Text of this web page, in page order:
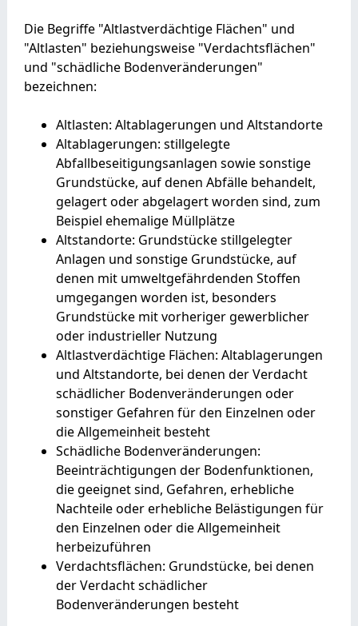
Die Begriffe "Altlastverdächtige Flächen" und
"Altlasten" beziehungsweise "Verdachtsflächen"
und "schädliche Bodenveränderungen"
bezeichnen:
Altlasten: Altablagerungen und Altstandorte
Altablagerungen: stillgelegte
Abfallbeseitigungsanlagen sowie sonstige
Grundstücke, auf denen Abfälle behandelt,
gelagert oder abgelagert worden sind, zum
Beispiel ehemalige Müllplätze
Altstandorte: Grundstücke stillgelegter
Anlagen und sonstige Grundstücke, auf
denen mit umweltgefährdenden Stoffen
umgegangen worden ist, besonders
Grundstücke mit vorheriger gewerblicher
oder industrieller Nutzung
Altlastverdächtige Flächen: Altablagerungen
und Altstandorte, bei denen der Verdacht
schädlicher Bodenveränderungen oder
sonstiger Gefahren für den Einzelnen oder
die Allgemeinheit besteht
Schädliche Bodenveränderungen:
Beeinträchtigungen der Bodenfunktionen,
die geeignet sind, Gefahren, erhebliche
Nachteile oder erhebliche Belästigungen für
den Einzelnen oder die Allgemeinheit
herbeizuführen
Verdachtsflächen: Grundstücke, bei denen
der Verdacht schädlicher
Bodenveränderungen besteht